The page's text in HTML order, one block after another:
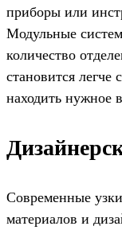
приборы или
Модульные
количество
становится легче
находить нужное
Современные
материалов и